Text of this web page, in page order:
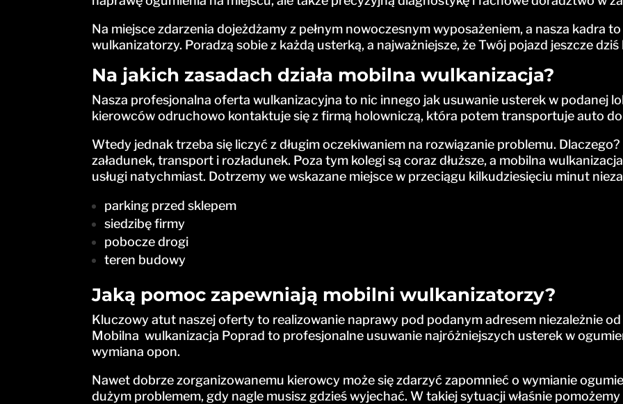
Na miejsce zdarzenia dojeżdżamy z pełnym nowoczesnym wyposażeniem, a nasza kadra
wulkanizatorzy. Poradzą sobie z każdą usterką, a najważniejsze, że Twój pojazd jeszcze
Na jakich zasadach działa mobilna wulkanizacja?
Nasza profesjonalna oferta wulkanizacyjna to nic innego jak usuwanie usterek w podanej
kierowców odruchowo kontaktuje się z firmą holowniczą, która potem transportuje auto
Wtedy jednak trzeba się liczyć z długim oczekiwaniem na rozwiązanie problemu.
załadunek, transport i rozładunek. Poza tym kolegi są coraz dłuższe, a mobilna
usługi natychmiast. Dotrzemy we wskazane miejsce w przeciągu kilkudziesięciu minut
parking przed sklepem
siedzibę firmy
pobocze drogi
teren budowy
Jaką pomoc zapewniają mobilni wulkanizatorzy?
Kluczowy atut naszej oferty to realizowanie naprawy pod podanym adresem niezależnie
Mobilna wulkanizacja Poprad to profesjonalne usuwanie najróżniejszych usterek w
wymiana opon.
Nawet dobrze zorganizowanemu kierowcy może się zdarzyć zapomnieć o wymianie
dużym problemem, gdy nagle musisz gdzieś wyjechać. W takiej sytuacji właśnie